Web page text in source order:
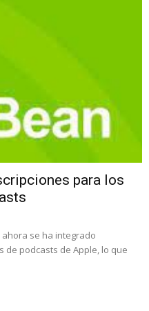
para los
se ha integrado
de podcasts de Apple, lo que